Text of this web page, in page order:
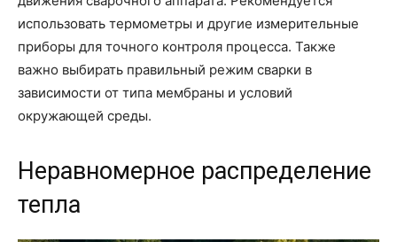
использовать термометры и другие измерительные
приборы для точного контроля процесса. Также
важно выбирать правильный режим сварки в
зависимости от типа мембраны и условий
окружающей среды.
Неравномерное распределение
тепла